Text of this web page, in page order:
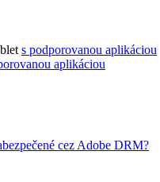
s podporovanou aplikáciou
aplikáciou
cez Adobe DRM?